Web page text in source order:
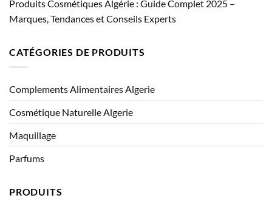
Produits Cosmétiques Algérie : Guide Complet 2025 –
Marques, Tendances et Conseils Experts
CATÉGORIES DE PRODUITS
Complements Alimentaires Algerie
Cosmétique Naturelle Algerie
Maquillage
Parfums
PRODUITS